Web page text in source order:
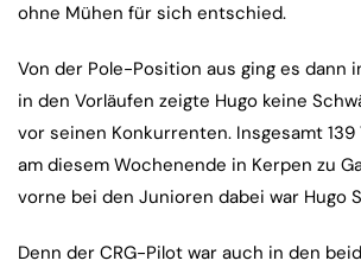
ohne Mühen für sich entschied.
Von der Pole-Position aus ging es dann
in den Vorläufen zeigte Hugo keine
vor seinen Konkurrenten. Insgesamt 139
am diesem Wochenende in Kerpen zu
vorne bei den Junioren dabei war Hugo
Denn der CRG-Pilot war auch in den